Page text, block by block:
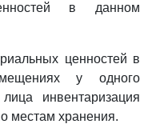
в данном
ценностей в
у одного
инвентаризация
местам хранения.